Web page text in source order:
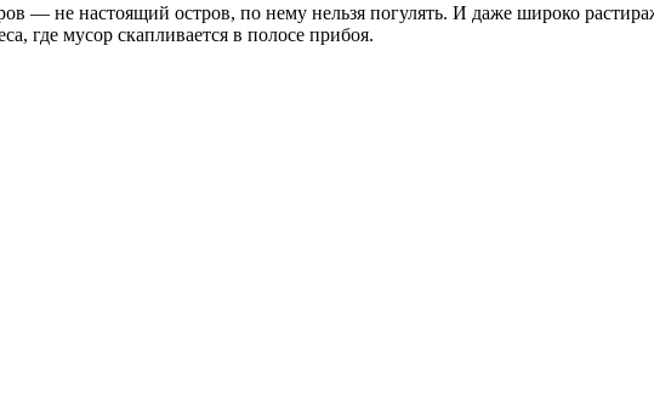
— не настоящий остров, по нему нельзя погулять. И даже широко
где мусор скапливается в полосе прибоя.